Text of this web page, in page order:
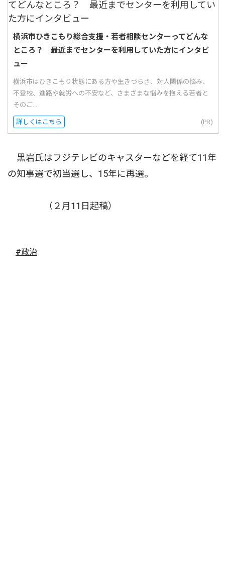
横浜市ひきこもり総合支援・若者相談センターってどんな
ところ？ 最近までセンターを利用していた方にインタビ
ュー
横浜市はひきこもり状態にある方や生きづらさ、対人関係の悩み、
不登校、進路や就労への不安など、さまざまな悩みを抱える若者と
そのご...
詳しくはこちら (PR)
黒岩氏はフジテレビのキャスターなどを経て11年
の知事選で初当選し、15年に再選。
（２月11日起稿）
#政治